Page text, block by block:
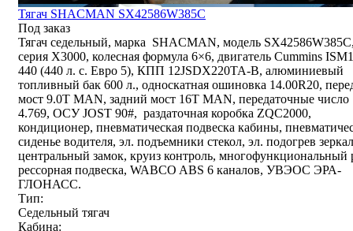
Тягач SHACMAN SX42586W385C
Под заказ
Тягач седельный, марка SHACMAN, модель
серия Х3000, колесная формула 6×6, двигатель Cummins
440 (440 л. с. Евро 5), КПП 12JSDX220TA-B, алюминиевый
топливный бак 600 л., односкатная ошиновка 14.00R20,
мост 9.0T MAN, задний мост 16T MAN, передаточные число
4.769, ОСУ JOST 90#, раздаточная коробка ZQC2000,
кондиционер, пневматическая подвеска кабины,
сиденье водителя, эл. подъемники стекол, эл. подогрев
центральный замок, круиз контроль, многофункциональный
рессорная подвеска, WABCO ABS 6 каналов, УВЭОС ЭРА-
ГЛОНАСС.
Тип:
Седельный тягач
Кабина: